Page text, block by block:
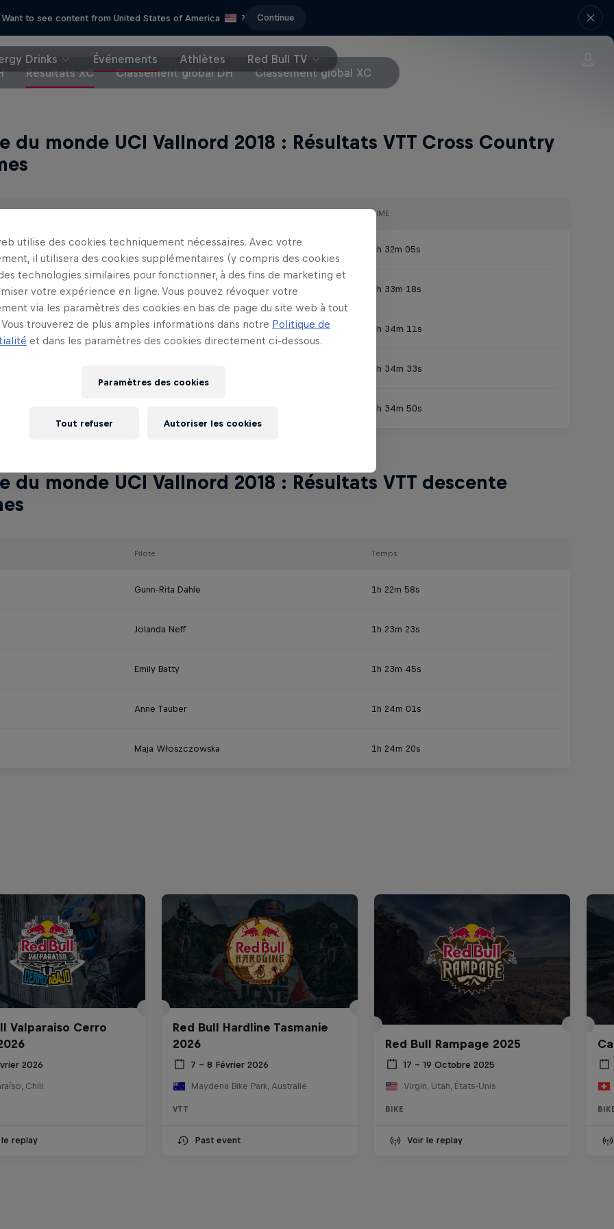
Want to see content from United States of America ? Continue
Drinks Événements Athlètes
Red Bull TV
Résultats XC Classement global DH Classement global XC
du monde UCI Vallnord 2018 : Résultats VTT Cross Country
TIME
Gerhard Kerschbaumer 1h 32m 05s
Nino Schurter 1h 33m 18s
Mathieu Van der Poel 1h 34m 11s
1h 34m 33s
1h 34m 50s
du monde UCI Vallnord 2018 : Résultats VTT descente
Pilote Temps
Gunn-Rita Dahle 1h 22m 58s
Jolanda Neff 1h 23m 23s
Emily Batty 1h 23m 45s
Anne Tauber 1h 24m 01s
Maja Włoszczowska 1h 24m 20s
Valparaiso Cerro
2026
Chili
replay
Red Bull Hardline Tasmanie
2026
7 – 8 Février 2026
Maydena Bike Park, Australie
VTT
Past event
Red Bull Rampage 2025
17 – 19 Octobre 2025
Virgin, Utah, États-Unis
BIKE
Voir le replay
utilise des cookies techniquement nécessaires. Avec votre
il utilisera des cookies supplémentaires (y compris des cookies
technologies similaires pour fonctionner, à des fins de marketing et
votre expérience en ligne. Vous pouvez révoquer votre
via les paramètres des cookies en bas de page du site web à tout
trouverez de plus amples informations dans notre Politique de
et dans les paramètres des cookies directement ci-dessous.
Paramètres des cookies
Tout refuser Autoriser les cookies